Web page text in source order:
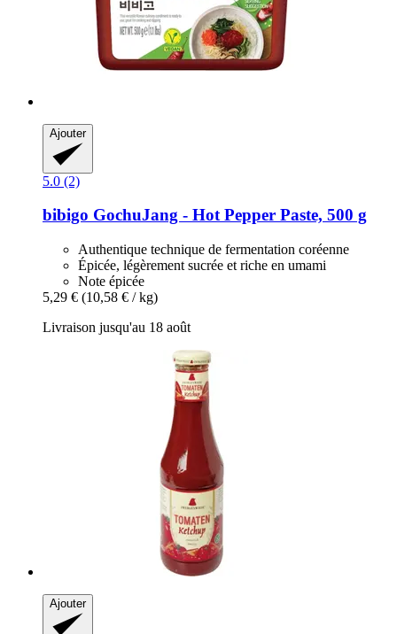
Ajouter
5.0 (2)
bibigo GochuJang -​ Hot Pepper Paste, 500 g
Authentique technique de fermentation coréenne
Épicée, légèrement sucrée et riche en umami
Note épicée
5,29 € (10,58 € / kg)
Livraison jusqu'au 18 août
Ajouter